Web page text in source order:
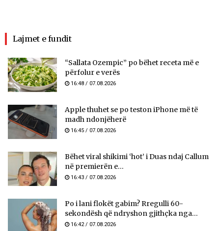
Lajmet e fundit
“Sallata Ozempic” po bëhet receta më e
përfolur e verës
16:48 / 07.08.2026
Apple thuhet se po teston iPhone më të
madh ndonjëherë
16:45 / 07.08.2026
Bëhet viral shikimi ‘hot’ i Duas ndaj Callum
në premierën e...
16:43 / 07.08.2026
Po i lani flokët gabim? Rregulli 60-
sekondësh që ndryshon gjithçka nga...
16:42 / 07.08.2026